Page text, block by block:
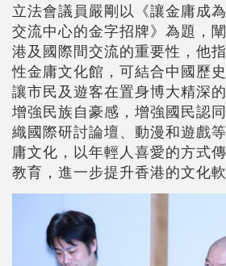
立法會議員嚴剛以《讓金庸成
交流中心的金字招牌》為題，
港及國際間交流的重要性，他
性金庸文化館，可結合中國歷
讓市民及遊客在置身博大精深
增強民族自豪感，增強國民認
織國際研討論壇、動漫和遊戲
庸文化，以年輕人喜愛的方式
教育，進一步提升香港的文化軟